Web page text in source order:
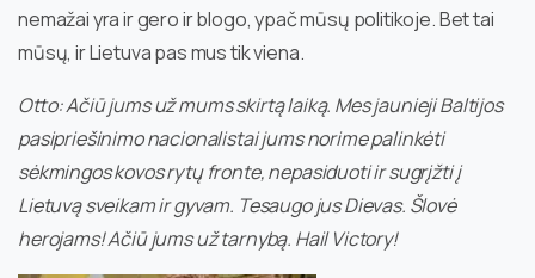
nemažai yra ir gero ir blogo, ypač mūsų politikoje. Bet tai
mūsų, ir Lietuva pas mus tik viena.
Otto: Ačiū jums už mums skirtą laiką. Mes jaunieji Baltijos
pasipriešinimo nacionalistai jums norime palinkėti
sėkmingos kovos rytų fronte, nepasiduoti ir sugrįžti į
Lietuvą sveikam ir gyvam. Tesaugo jus Dievas. Šlovė
herojams! Ačiū jums už tarnybą. Hail Victory!